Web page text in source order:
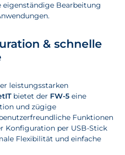
eigenständige Bearbeitung
& schnelle
leistungsstarken
bietet der FW-5 eine
und zügige
Funktionen
Konfiguration per USB-Stick
Flexibilität und einfache